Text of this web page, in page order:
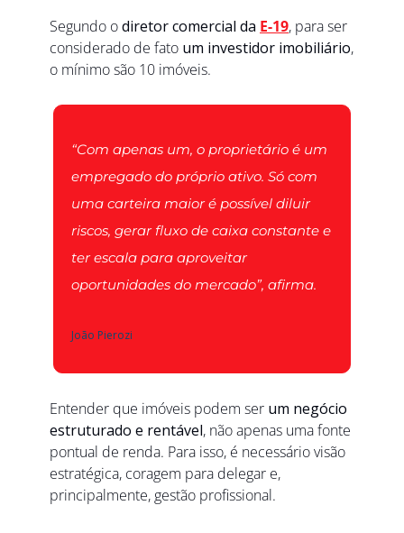
Segundo o diretor comercial da E-19, para ser
considerado de fato um investidor imobiliário,
o mínimo são 10 imóveis.
“Com apenas um, o proprietário é um
empregado do próprio ativo. Só com
uma carteira maior é possível diluir
riscos, gerar fluxo de caixa constante e
ter escala para aproveitar
oportunidades do mercado”, afirma.
João Pierozi
Entender que imóveis podem ser um negócio
estruturado e rentável, não apenas uma fonte
pontual de renda. Para isso, é necessário visão
estratégica, coragem para delegar e,
principalmente, gestão profissional.